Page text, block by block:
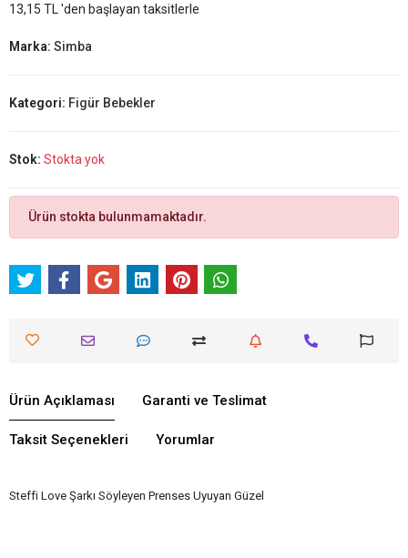
13,15 TL 'den başlayan taksitlerle
Marka: Simba
Kategori: Figür Bebekler
Stok: Stokta yok
Ürün stokta bulunmamaktadır.
Ürün Açıklaması Garanti ve Teslimat
Taksit Seçenekleri Yorumlar
Steffi Love Şarkı Söyleyen Prenses Uyuyan Güzel